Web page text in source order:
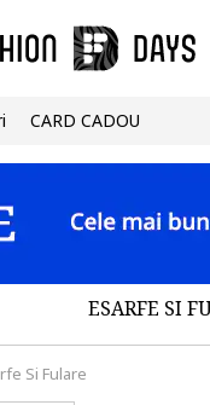
CARD CADOU
ESARFE SI
Si Fulare